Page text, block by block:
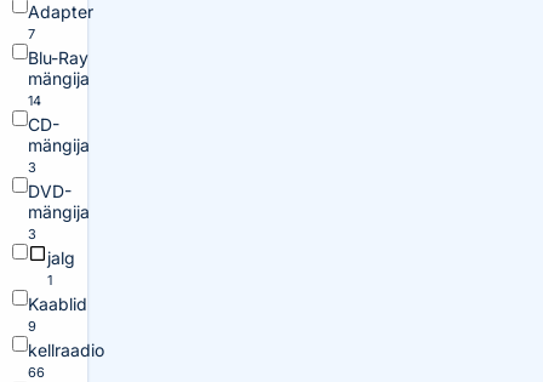
Adapter
7
Blu-Ray
mängija
14
CD-
mängija
3
DVD-
mängija
3
jalg
1
Kaablid
9
kellraadio
66